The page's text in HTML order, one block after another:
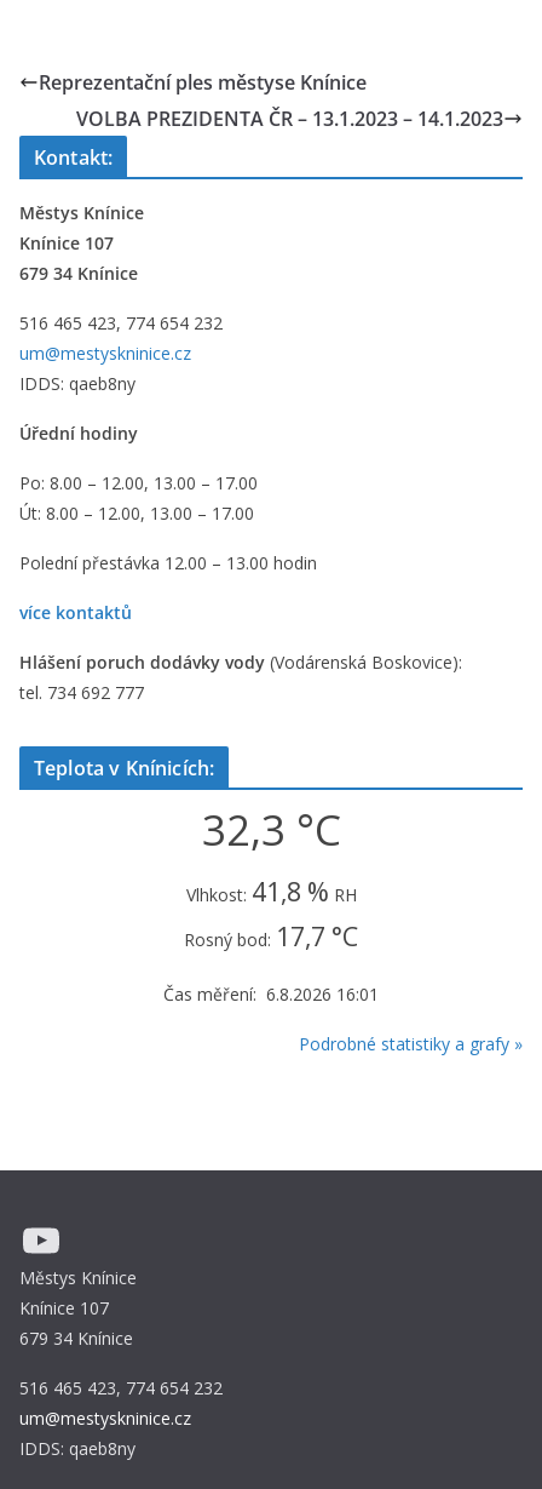
Reprezentační ples městyse Knínice
VOLBA PREZIDENTA ČR – 13.1.2023 – 14.1.2023
Kontakt:
Městys Knínice
Knínice 107
679 34 Knínice
516 465 423, 774 654 232
um@mestyskninice.cz
IDDS: qaeb8ny
Úřední hodiny
Po: 8.00 – 12.00, 13.00 – 17.00
Út: 8.00 – 12.00, 13.00 – 17.00
Polední přestávka 12.00 – 13.00 hodin
více kontaktů
Hlášení poruch dodávky vody (Vodárenská Boskovice):
tel. 734 692 777
Teplota v Knínicích:
32,3 °C
Vlhkost: 41,8 % RH
Rosný bod: 17,7 °C
Čas měření: 6.8.2026 16:01
Podrobné statistiky a grafy »
YouTube
Městys Knínice
Knínice 107
679 34 Knínice
516 465 423, 774 654 232
um@mestyskninice.cz
IDDS: qaeb8ny